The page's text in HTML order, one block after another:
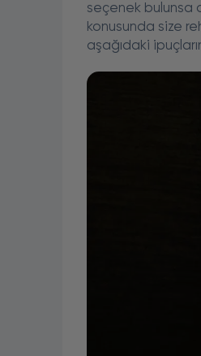
seçenek bulunsa
konusunda size
aşağıdaki